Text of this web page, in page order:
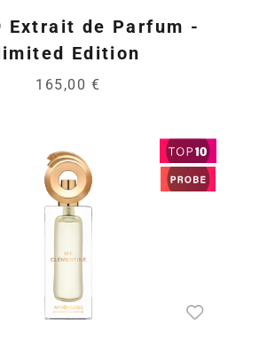
Extrait de Parfum -
Edition
165,00 €